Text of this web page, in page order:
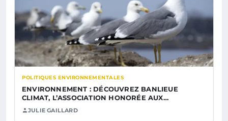
POLITIQUES ENVIRONNEMENTALES
ENVIRONNEMENT : DÉCOUVREZ BANLIEUE
CLIMAT, L’ASSOCIATION HONORÉE AUX…
JULIE GAILLARD